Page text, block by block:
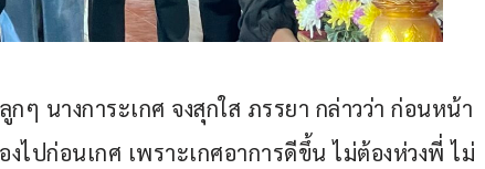
ๆ นางการะเกศ จงสุกใส ภรรยา กล่าวว่า ก่อนหน้า
ปก่อนเกศ เพราะเกศอาการดีขึ้น ไม่ต้องห่วงพี่ ไม่